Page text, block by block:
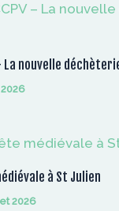
La nouvelle
à St Julien
2026